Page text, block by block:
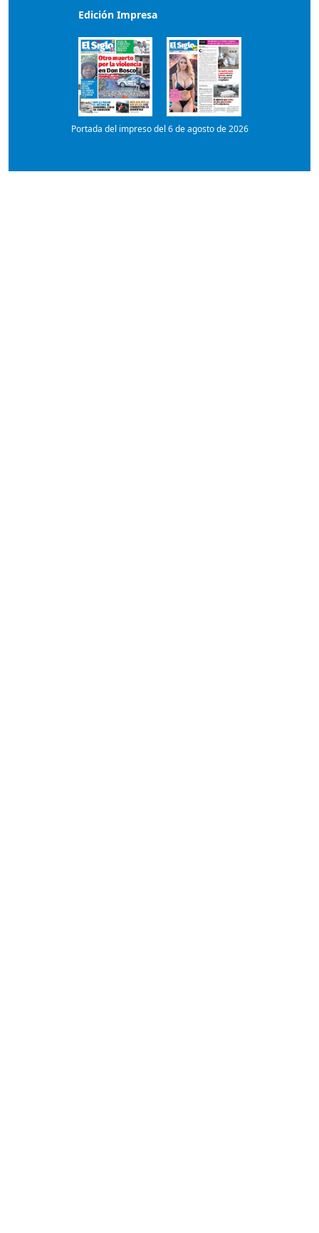
Edición Impresa
Portada del impreso del 6 de agosto de 2026